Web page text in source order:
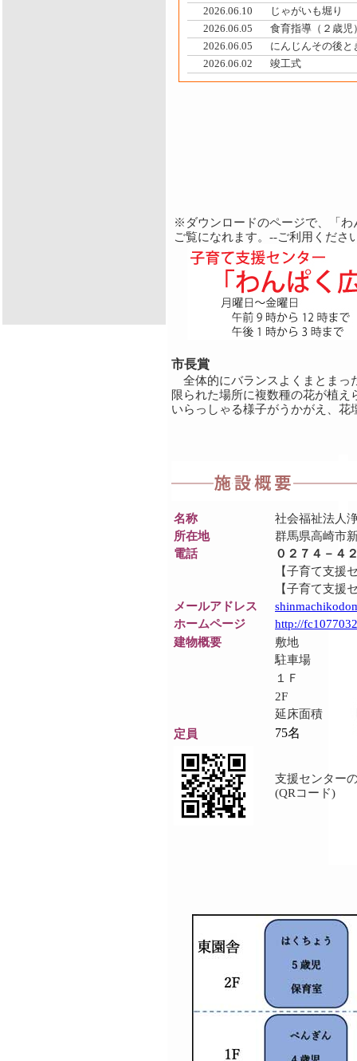
2026.06.10
じゃがいも堀り
2026.06.05
食育指導（２歳児
2026.06.05
にんじんその後と
2026.06.02
竣工式
※ダウンロードのページで、「わ
ご覧になれます。--ご利用くださ
市長賞
全体的にバランスよくまとまっ
限られた場所に複数種の花が植
いらっしゃる様子がうかがえ、
名称
社会福祉法
所在地
群馬県高崎
電話
０２７４－４
【子育て支
【子育て支
メールアドレス
ホームページ
http://
建物概要
敷地
駐車場
１Ｆ
2F
延床面積
定員
75名
支援センター
(QRコード)